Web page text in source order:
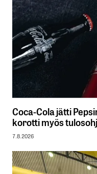
Coca-Cola jätti
korotti myös
7.8.2026